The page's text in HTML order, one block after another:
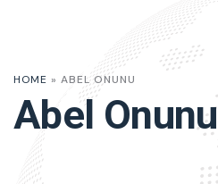
HOME » ABEL ONUNU
Abel Onunu